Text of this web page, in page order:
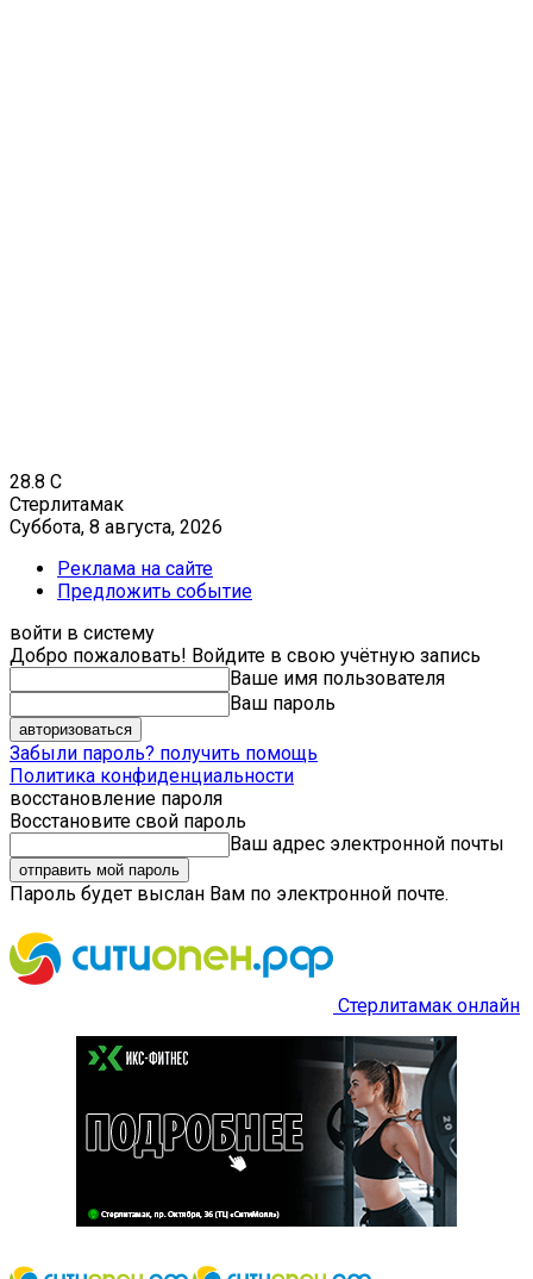
28.8 C
Стерлитамак
Суббота, 8 августа, 2026
Реклама на сайте
Предложить событие
войти в систему
Добро пожаловать! Войдите в свою учётную запись
Ваше имя пользователя
Ваш пароль
Забыли пароль? получить помощь
Политика конфиденциальности
восстановление пароля
Восстановите свой пароль
Ваш адрес электронной почты
Пароль будет выслан Вам по электронной почте.
Стерлитамак онлайн